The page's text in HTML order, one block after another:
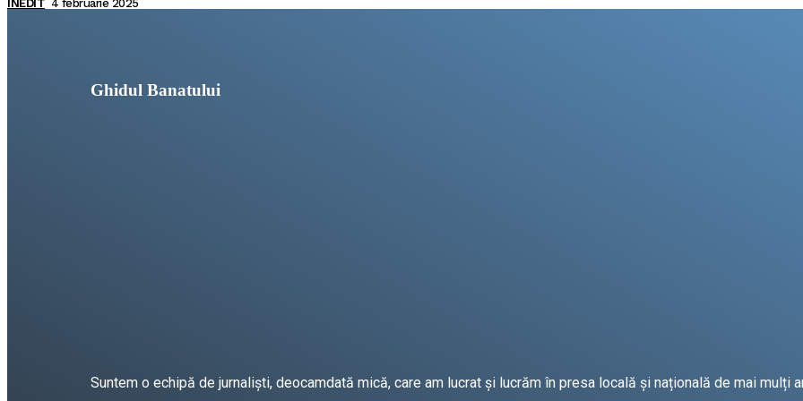
INEDIT 4 februarie 2025
Ghidul Banatului
Suntem o echipă de jurnaliști, deocamdată mică, care am lucrat și lucrăm în presa locală și națională de mai mulți